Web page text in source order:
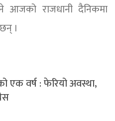
आजको राजधानी दैनिकमा
।
एक वर्ष : फेरियो अवस्था,